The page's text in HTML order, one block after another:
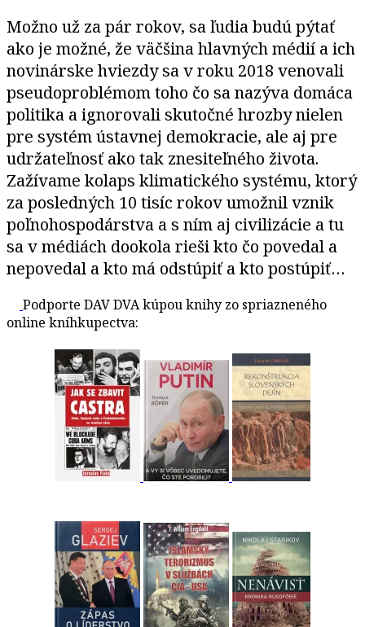
Možno už za pár rokov, sa ľudia budú pýtať
ako je možné, že väčšina hlavných médií a ich
novinárske hviezdy sa v roku 2018 venovali
pseudoproblémom toho čo sa nazýva domáca
politika a ignorovali skutočné hrozby nielen
pre systém ústavnej demokracie, ale aj pre
udržateľnosť ako tak znesiteľného života.
Zažívame kolaps klimatického systému, ktorý
za posledných 10 tisíc rokov umožnil vznik
poľnohospodárstva a s ním aj civilizácie a tu
sa v médiách dookola rieši kto čo povedal a
nepovedal a kto má odstúpiť a kto postúpiť…
Podporte DAV DVA kúpou knihy zo spriazneného
online kníhkupectva: